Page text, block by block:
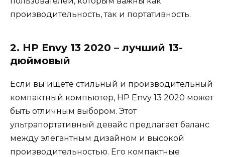
производительность, так и портативность.
2. HP Envy 13 2020 – лучший 13-
дюймовый
Если вы ищете стильный и производительный
компактный компьютер, HP Envy 13 2020 может
быть отличным выбором. Этот
ультрапортативный девайс предлагает баланс
между элегантным дизайном и высокой
производительностью. Его компактные